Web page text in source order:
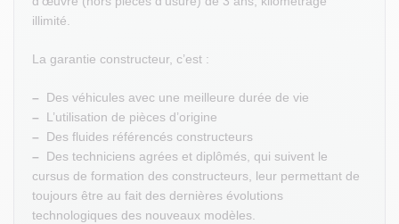
illimité.
La garantie constructeur, c’est :
– Des véhicules avec une meilleure durée de vie
– L’utilisation de pièces d’origine
– Des fluides référencés constructeurs
– Des techniciens agrées et diplômés, qui suivent le
cursus de formation des constructeurs, leur permettant de
toujours être au fait des dernières évolutions
technologiques des nouveaux modèles.